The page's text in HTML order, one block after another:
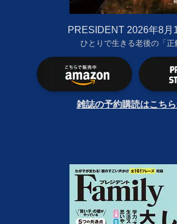
PRESIDENT 2026年8月
ひとりで生きる老後の「正
雑誌の予約購読はこち